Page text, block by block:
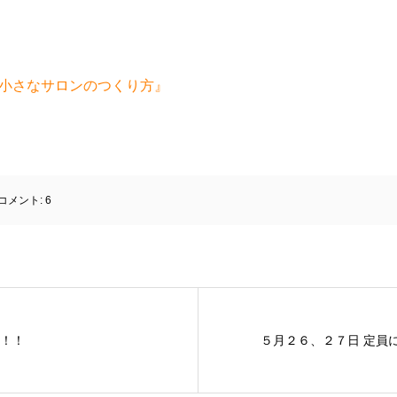
さなサロンのつくり方』
メント: 6
！ ５月２６、２７日 定員